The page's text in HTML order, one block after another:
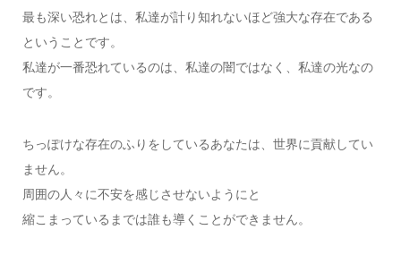
最も深い恐れとは、私達が計り知れないほど強大な存在である
ということです。
私達が一番恐れているのは、私達の闇ではなく、私達の光なの
です。
ちっぽけな存在のふりをしているあなたは、世界に貢献してい
ません。
周囲の人々に不安を感じさせないようにと
縮こまっているまでは誰も導くことができません。